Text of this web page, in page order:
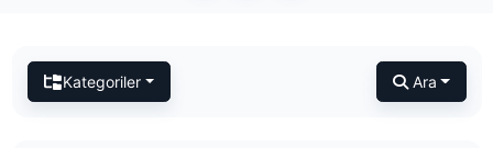
Kategoriler Ara